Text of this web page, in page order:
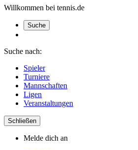
Willkommen bei tennis.de
Suche
Suche nach:
Spieler
Turniere
Mannschaften
Ligen
Veranstaltungen
Schließen
Melde dich an